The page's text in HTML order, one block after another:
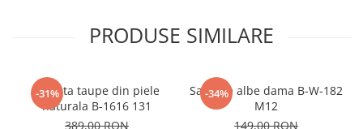
PRODUSE SIMILARE
-31%
Geanta taupe din piele
naturala B-1616 131
389,00 RON
-34%
Sandale albe dama B-W-182
M12
149,00 RON